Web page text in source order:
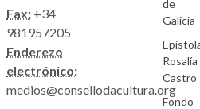
Fax: +34
981957205
Enderezo
electrónico:
medios@consellodacultura.org
de
Galicia
Castro
Fondo